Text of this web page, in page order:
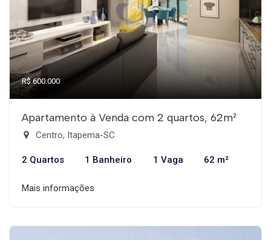
R$ 600.000
Apartamento à Venda com 2 quartos, 62m²
Centro, Itapema-SC
2 Quartos 1 Banheiro 1 Vaga 62 m²
Mais informações